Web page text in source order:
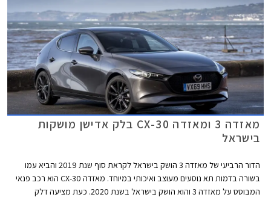
מאזדה 3 ומאזדה CX-30 בלק אדישן מושקות
בישראל
הדור הרביעי של מאזדה 3 הושק בישראל לקראת סוף שנת 2019 והביא עמו
בשורה בדמות תא נוסעים מעוצב ואיכותי במיוחד. מאזדה CX-30 הוא רכב פנאי
המבוסס על מאזדה 3 והוא הושק בישראל בשנת 2020. כעת מציעה דלק